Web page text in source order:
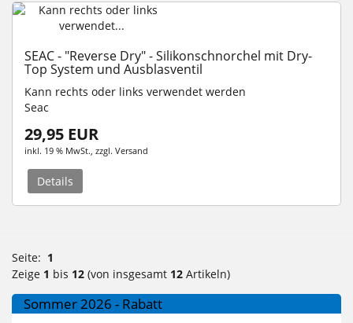
SEAC - "Reverse Dry" - Silikonschnorchel mit Dry-
Top System und Ausblasventil
Kann rechts oder links verwendet werden
Seac
29,95 EUR
inkl. 19 % MwSt. , zzgl. Versand
Details
Seite: 1
Zeige 1 bis 12 (von insgesamt 12 Artikeln)
Sommer 2026 - Rabatt